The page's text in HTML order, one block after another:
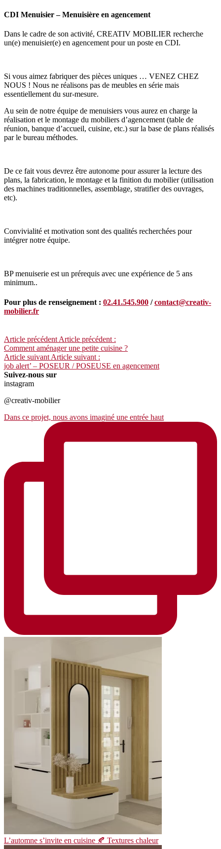
CDI Menuisier – Menuisière en agencement
Dans le cadre de son activité, CREATIV MOBILIER recherche
un(e) menuisier(e) en agencement pour un poste en CDI.
Si vous aimez fabriquer des pièces uniques … VENEZ CHEZ
NOUS ! Nous ne réalisons pas de meubles en série mais
essentiellement du sur-mesure.
Au sein de notre équipe de menuisiers vous aurez en charge la
réalisation et le montage du mobiliers d’agencement (table de
réunion, banque d’accueil, cuisine, etc.) sur la base de plans réalisés
par le bureau méthodes.
De ce fait vous devrez être autonome pour assurer la lecture des
plans, la fabrication, le montage et la finition du mobilier (utilisation
des machines traditionnelles, assemblage, stratifier des ouvrages,
etc).
Convivialité et motivation sont des qualités recherchées pour
intégrer notre équipe.
BP menuiserie est un prérequis avec une expérience de 5 ans
minimum..
Pour plus de renseignement : 02.41.545.900 /contact@creativ-
mobilier.fr
Article précédent Article précédent :
Comment aménager une petite cuisine ?
Article suivant Article suivant :
job alert’ – POSEUR / POSEUSE en agencement
Suivez-nous sur
instagram
@creativ-mobilier
Dans ce projet, nous avons imaginé une entrée haut
L’automne s’invite en cuisine 🍂 Textures chaleur